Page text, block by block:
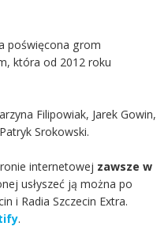
poświęcona grom
która od 2012 roku
Filipowiak, Jarek Gowin,
Srokowski.
internetowej zawsze w
usłyszeć ją można po
i Radia Szczecin Extra.
.